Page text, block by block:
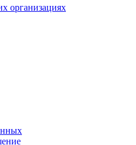
организациях